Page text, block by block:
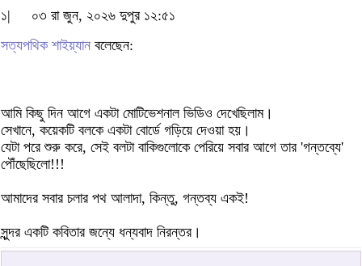
১|
০৩ রা জুন, ২০২৬ দুপুর ১২:৫১
সত্যপথিক শাইয়্যান বলেছেন:
আমি কিছু দিন আগে একটা মোটিভেশনাল ভিডিও দেখেছিলাম।
সেখানে, কয়েকটি বলকে একটা বোর্ডে গড়িয়ে দেওয়া হয়।
যেটা পরে শুরু করে, সেই বলটা বাকিগুলোকে পেরিয়ে সবার আগে তার 'গন্তব্যে'
পৌঁছেছিলো!!!
আমাদের সবার চলার পথ আলাদা, কিন্তু, গন্তব্য একই!
সুন্দর একটি কবিতার জন্যে ধন্যবাদ নিরন্তর।